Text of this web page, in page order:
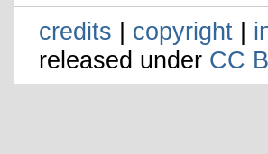
credits | copyright |
released under CC